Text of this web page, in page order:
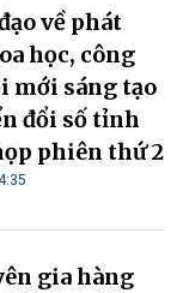
về phát
học, công
mới sáng tạo
đổi số tỉnh
phiên thứ 2
gia hàng